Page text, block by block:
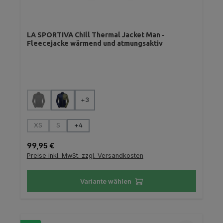
LA SPORTIVA Chill Thermal Jacket Man -
Fleecejacke wärmend und atmungsaktiv
Farbe auswählen
(Diese Option ist zurzeit nicht verfügbar.)
+3
Größe auswählen
XS
(Diese Option ist zurzeit nicht verfügbar.)
S
(Diese Option ist zurzeit nicht verfügbar.)
+4
Regulärer Preis:
99,95 €
Preise inkl. MwSt. zzgl. Versandkosten
Variante wählen